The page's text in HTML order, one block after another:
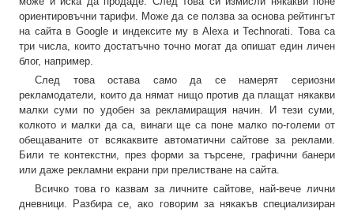
ориентировъчни тарифи. Може да се ползва за основа рейтингът
на сайта в Google и индексите му в Alexa и Technorati. Това са
три числа, които достатъчно точно могат да опишат един личен
блог, например.
След това остава само да се намерят сериозни
рекламодатели, които да нямат нищо против да плащат някакви
малки суми по удобен за рекламиращия начин. И тези суми,
колкото и малки да са, винаги ще са поне малко по-големи от
обещаваните от всякаквите автоматични сайтове за реклами.
Били те контекстни, през форми за търсене, графични банери
или даже рекламни екрани при прелистване на сайта.
Всичко това го казвам за личните сайтове, най-вече лични
дневници. Разбира се, ако говорим за някакъв специализиран